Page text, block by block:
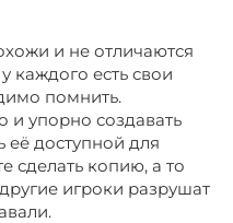
и не отличаются
каждого есть свои
помнить.
упорно создавать
её доступной для
сделать копию, а то
игроки разрушат